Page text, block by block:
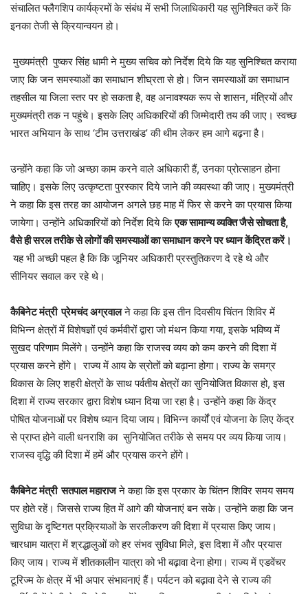
संचालित फ्लैगशिप कार्यक्रमों के संबंध में सभी जिलाधिकारी यह सुनिश्चित करें कि
इनका तेजी से क्रियान्वयन हो।
मुख्यमंत्री पुष्कर सिंह धामी ने मुख्य सचिव को निर्देश दिये कि यह सुनिश्चित कराया
जाए कि जन समस्याओं का समाधान शीघ्रता से हो। जिन समस्याओं का समाधान
तहसील या जिला स्तर पर हो सकता है, वह अनावश्यक रूप से शासन, मंत्रियों और
मुख्यमंत्री तक न पहुंचे। इसके लिए अधिकारियों की जिम्मेदारी तय की जाए। स्वच्छ
भारत अभियान के साथ ‘टीम उत्तराखंड’ की थीम लेकर हम आगे बढ़ना है।
उन्होंने कहा कि जो अच्छा काम करने वाले अधिकारी हैं, उनका प्रोत्साहन होना
चाहिए। इसके लिए उत्कृष्टता पुरस्कार दिये जाने की व्यवस्था की जाए। मुख्यमंत्री
ने कहा कि इस तरह का आयोजन अगले छह माह में फिर से करने का प्रयास किया
जायेगा। उन्होंने अधिकारियों को निर्देश दिये किएक सामान्य व्यक्ति जैसे सोचता है,
वैसे ही सरल तरीके से लोगों की समस्याओं का समाधान करने पर ध्यान केंद्रित करें।
यह भी अच्छी पहल है कि कि जूनियर अधिकारी प्रस्तुतिकरण दे रहे थे और
सीनियर सवाल कर रहे थे।
कैबिनेट मंत्रीप्रेमचंद अग्रवालने कहा कि इस तीन दिवसीय चिंतन शिविर में
विभिन्न क्षेत्रों में विशेषज्ञों एवं कर्मवीरों द्वारा जो मंथन किया गया, इसके भविष्य में
सुखद परिणाम मिलेंगे। उन्होंने कहा कि राजस्व व्यय को कम करने की दिशा में
प्रयास करने होंगे। राज्य में आय के स्रोतों को बढ़ाना होगा। राज्य के समग्र
विकास के लिए शहरी क्षेत्रों के साथ पर्वतीय क्षेत्रों का सुनियोजित विकास हो, इस
दिशा में राज्य सरकार द्वारा विशेष ध्यान दिया जा रहा है। उन्होंने कहा कि केंद्र
पोषित योजनाओं पर विशेष ध्यान दिया जाय। विभिन्न कार्यों एवं योजना के लिए केंद्र
से प्राप्त होने वाली धनराशि का सुनियोजित तरीके से समय पर व्यय किया जाय।
राजस्व वृद्धि की दिशा में हमें और प्रयास करने होंगे।
कैबिनेट मंत्री सतपाल महाराजने कहा कि इस प्रकार के चिंतन शिविर समय समय
पर होते रहें। जिससे राज्य हित में आगे की योजनाएं बन सके। उन्होंने कहा कि जन
सुविधा के दृष्टिगत प्रक्रियाओं के सरलीकरण की दिशा में प्रयास किए जाय।
चारधाम यात्रा में श्रद्धालुओं को हर संभव सुविधा मिले, इस दिशा में और प्रयास
किए जाय। राज्य में शीतकालीन यात्रा को भी बढ़ावा देना होगा। राज्य में एडवेंचर
टूरिज्म के क्षेत्र में भी अपार संभावनाएं हैं। पर्यटन को बढ़ावा देने से राज्य की